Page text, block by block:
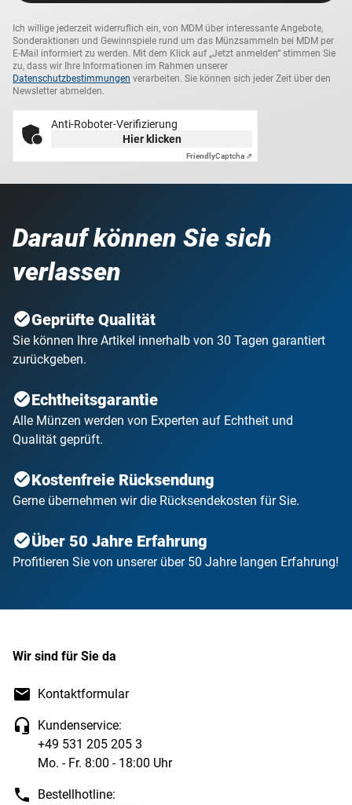
Ich willige jederzeit widerruflich ein, von MDM über interessante Angebote,
Sonderaktionen und Gewinnspiele rund um das Münzsammeln bei MDM per
E-Mail informiert zu werden. Mit dem Klick auf „Jetzt anmelden“ stimmen Sie
zu, dass wir Ihre Informationen im Rahmen unserer
Datenschutzbestimmungen verarbeiten. Sie können sich jeder Zeit über den
Newsletter abmelden.
Anti-Roboter-Verifizierung
Hier klicken
FriendlyCaptcha ⇗
Darauf können Sie sich
verlassen
Geprüfte Qualität
Sie können Ihre Artikel innerhalb von 30 Tagen garantiert
zurückgeben.
Echtheitsgarantie
Alle Münzen werden von Experten auf Echtheit und
Qualität geprüft.
Kostenfreie Rücksendung
Gerne übernehmen wir die Rücksendekosten für Sie.
Über 50 Jahre Erfahrung
Profitieren Sie von unserer über 50 Jahre langen Erfahrung!
Wir sind für Sie da
Kontaktformular
Kundenservice:
+49 531 205 205 3
Mo. - Fr. 8:00 - 18:00 Uhr
Bestellhotline: